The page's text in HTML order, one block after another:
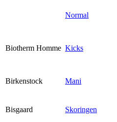
Normal
Biotherm Homme Kicks
Birkenstock Mani
Bisgaard Skoringen